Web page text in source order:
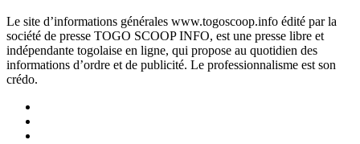
Le site d’informations générales www.togoscoop.info édité par la
société de presse TOGO SCOOP INFO, est une presse libre et
indépendante togolaise en ligne, qui propose au quotidien des
informations d’ordre et de publicité. Le professionnalisme est son
crédo.